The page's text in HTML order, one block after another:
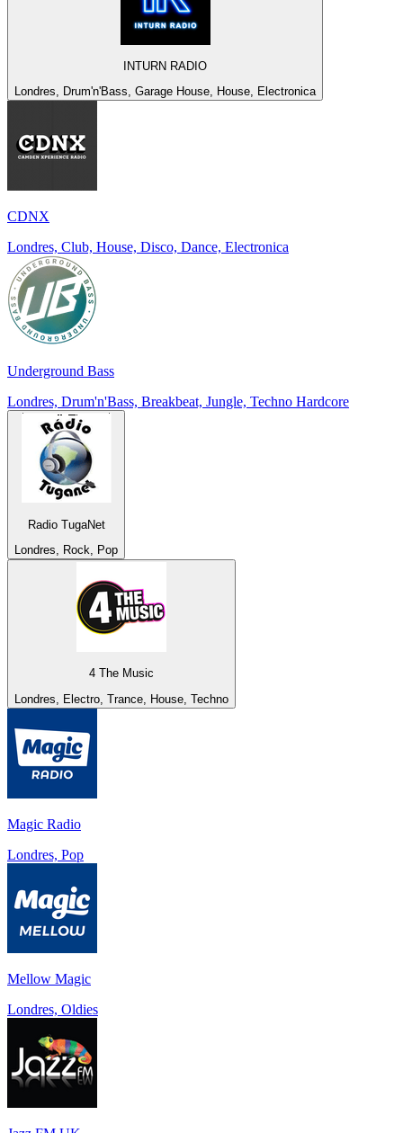
INTURN RADIO
Londres, Drum'n'Bass, Garage House, House, Electronica
CDNX
Londres, Club, House, Disco, Dance, Electronica
Underground Bass
Londres, Drum'n'Bass, Breakbeat, Jungle, Techno Hardcore
Radio TugaNet
Londres, Rock, Pop
4 The Music
Londres, Electro, Trance, House, Techno
Magic Radio
Londres, Pop
Mellow Magic
Londres, Oldies